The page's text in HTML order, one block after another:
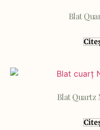
Blat
Blat Quartz